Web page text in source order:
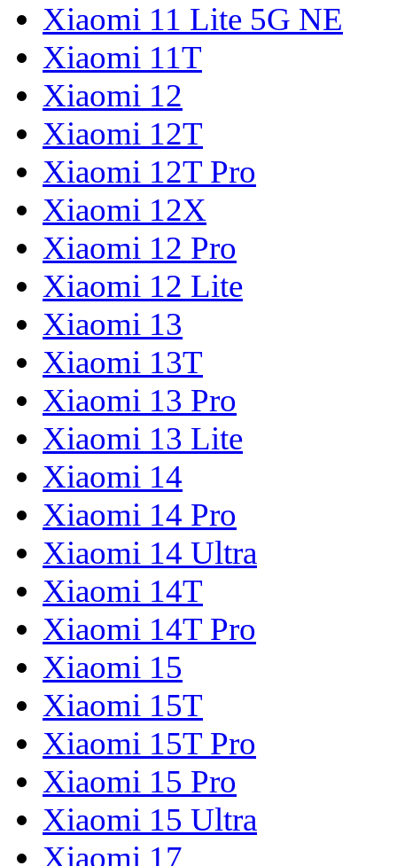
Xiaomi 11 Lite 5G NE
Xiaomi 11T
Xiaomi 12
Xiaomi 12T
Xiaomi 12T Pro
Xiaomi 12X
Xiaomi 12 Pro
Xiaomi 12 Lite
Xiaomi 13
Xiaomi 13T
Xiaomi 13 Pro
Xiaomi 13 Lite
Xiaomi 14
Xiaomi 14 Pro
Xiaomi 14 Ultra
Xiaomi 14T
Xiaomi 14T Pro
Xiaomi 15
Xiaomi 15T
Xiaomi 15T Pro
Xiaomi 15 Pro
Xiaomi 15 Ultra
Xiaomi 17